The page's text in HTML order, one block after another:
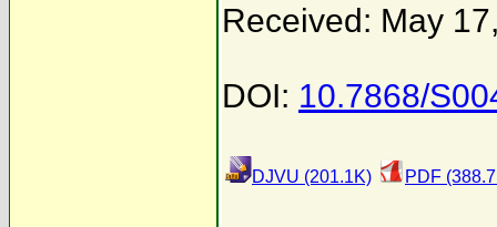
Received: May
DOI: 10.7868/
DJVU (201.1K) PDF